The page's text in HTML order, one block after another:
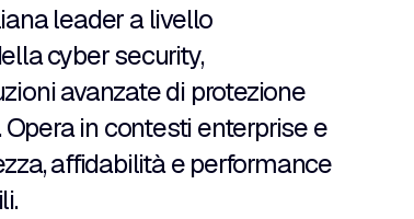
leader a livello
cyber security,
avanzate di protezione
in contesti enterprise e
affidabilità e performance